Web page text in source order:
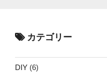
カテゴリー
DIY (6)